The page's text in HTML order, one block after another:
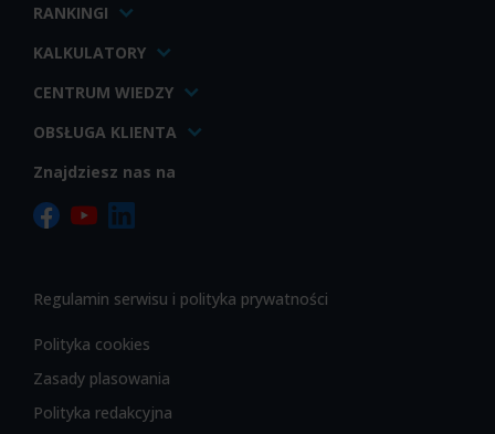
RANKINGI
KALKULATORY
CENTRUM WIEDZY
OBSŁUGA KLIENTA
Znajdziesz nas na
Regulamin serwisu i polityka prywatności
Polityka cookies
Zasady plasowania
Polityka redakcyjna